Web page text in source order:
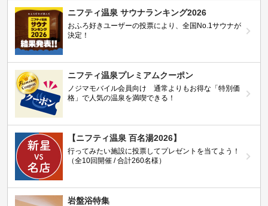
ニフティ温泉 サウナランキング2026
おふろ好きユーザーの投票により、全国No.1サウナが
決定！
ニフティ温泉プレミアムクーポン
ノジマモバイル会員向け 通常よりもお得な「特別価
格」で人気の温泉を満喫できる！
【ニフティ温泉 百名湯2026】
行ってみたい施設に投票してプレゼントを当てよう！
（全10回開催 / 合計260名様）
岩盤浴特集